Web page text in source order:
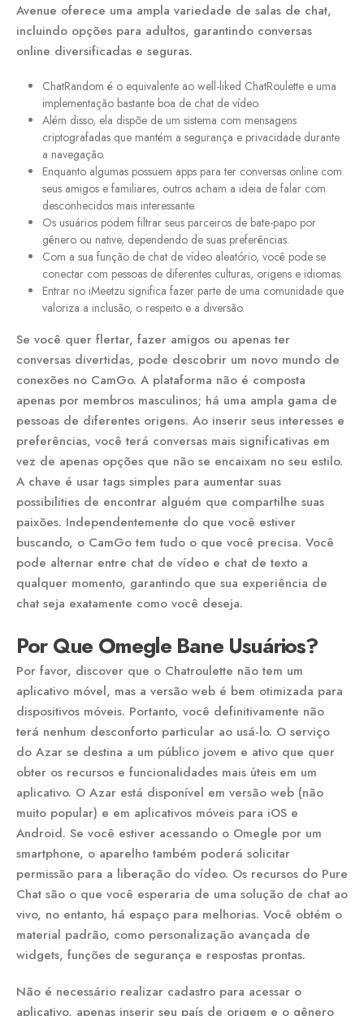
Avenue oferece uma ampla variedade de salas de chat,
incluindo opções para adultos, garantindo conversas
online diversificadas e seguras.
ChatRandom é o equivalente ao well-liked ChatRoulette e uma
implementação bastante boa de chat de vídeo.
Além disso, ela dispõe de um sistema com mensagens
criptografadas que mantém a segurança e privacidade durante
a navegação.
Enquanto algumas possuem apps para ter conversas online com
seus amigos e familiares, outros acham a ideia de falar com
desconhecidos mais interessante.
Os usuários podem filtrar seus parceiros de bate-papo por
gênero ou native, dependendo de suas preferências.
Com a sua função de chat de vídeo aleatório, você pode se
conectar com pessoas de diferentes culturas, origens e idiomas.
Entrar no iMeetzu significa fazer parte de uma comunidade que
valoriza a inclusão, o respeito e a diversão.
Se você quer flertar, fazer amigos ou apenas ter
conversas divertidas, pode descobrir um novo mundo de
conexões no CamGo. A plataforma não é composta
apenas por membros masculinos; há uma ampla gama de
pessoas de diferentes origens. Ao inserir seus interesses e
preferências, você terá conversas mais significativas em
vez de apenas opções que não se encaixam no seu estilo.
A chave é usar tags simples para aumentar suas
possibilities de encontrar alguém que compartilhe suas
paixões. Independentemente do que você estiver
buscando, o CamGo tem tudo o que você precisa. Você
pode alternar entre chat de vídeo e chat de texto a
qualquer momento, garantindo que sua experiência de
chat seja exatamente como você deseja.
Por Que Omegle Bane Usuários?
Por favor, discover que o Chatroulette não tem um
aplicativo móvel, mas a versão web é bem otimizada para
dispositivos móveis. Portanto, você definitivamente não
terá nenhum desconforto particular ao usá-lo. O serviço
do Azar se destina a um público jovem e ativo que quer
obter os recursos e funcionalidades mais úteis em um
aplicativo. O Azar está disponível em versão web (não
muito popular) e em aplicativos móveis para iOS e
Android. Se você estiver acessando o Omegle por um
smartphone, o aparelho também poderá solicitar
permissão para a liberação do vídeo. Os recursos do Pure
Chat são o que você esperaria de uma solução de chat ao
vivo, no entanto, há espaço para melhorias. Você obtém o
material padrão, como personalização avançada de
widgets, funções de segurança e respostas prontas.
Não é necessário realizar cadastro para acessar o
aplicativo, apenas inserir seu país de origem e o gênero